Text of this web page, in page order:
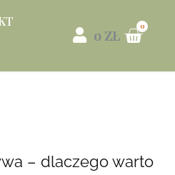
0 ZŁ
– dlaczego warto